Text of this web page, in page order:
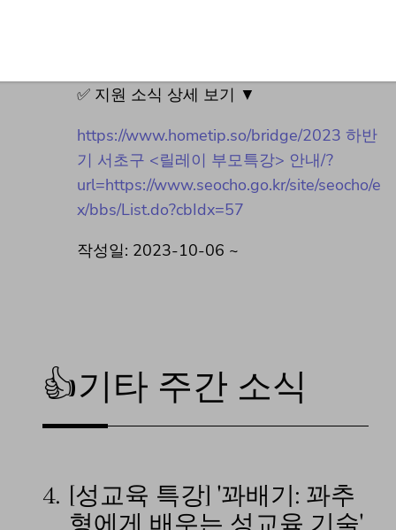
✅ 지원 소식 상세 보기 ▼
https://www.hometip.so/bridge/2023 하반
기 서초구 <릴레이 부모특강> 안내/?
url=https://www.seocho.go.kr/site/seocho/e
x/bbs/List.do?cbIdx=57
작성일: 2023-10-06 ~
👍기타 주간 소식
4. [성교육 특강] '꽈배기: 꽈추
형에게 배우는 성교육 기술'